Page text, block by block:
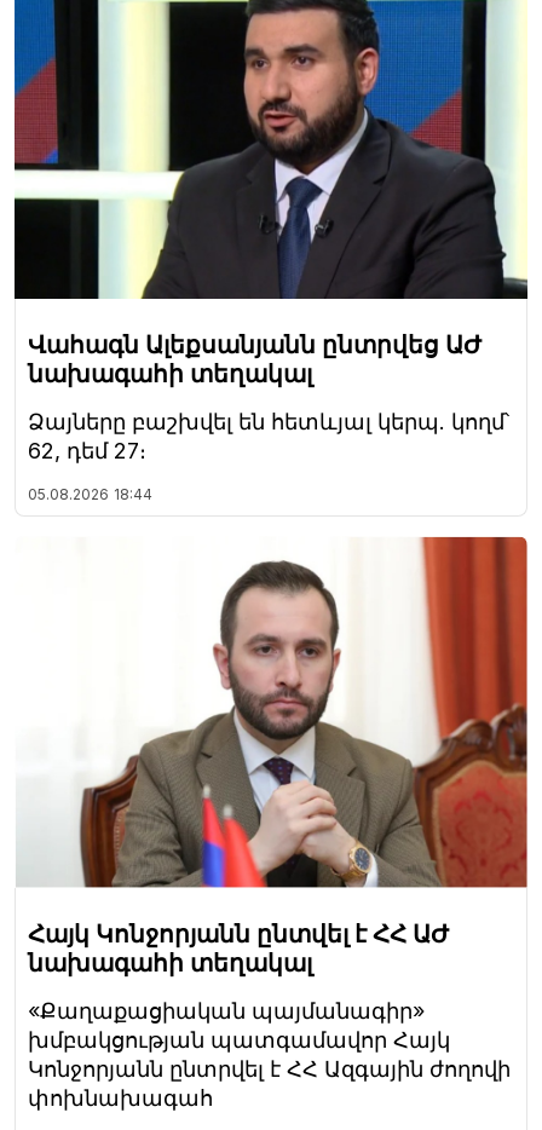
Վահագն Ալեքսանյանն ընտրվեց ԱԺ
նախագահի տեղակալ
Ձայները բաշխվել են հետևյալ կերպ. կողմ՝
62, դեմ 27։
05.08.2026 18:44
Հայկ Կոնջորյանն ընտվել է ՀՀ ԱԺ
նախագահի տեղակալ
«Քաղաքացիական պայմանագիր»
խմբակցության պատգամավոր Հայկ
Կոնջորյանն ընտրվել է ՀՀ Ազգային ժողովի
փոխնախագահ